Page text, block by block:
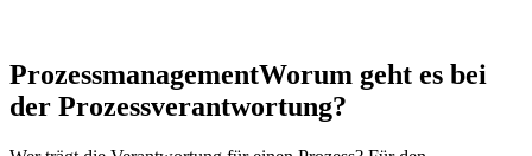
ProzessmanagementWorum geht es bei
der Prozessverantwortung?